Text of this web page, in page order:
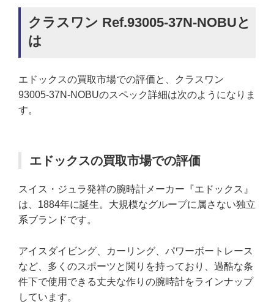
クラスワン Ref.93005-37N-NOBUと
は
エドックスの買取市場での評価と、クラスワン
93005-37N-NOBUのスペック詳細は次のようになりま
す。
エドックスの買取市場での評価
スイス・ジュラ発祥の腕時計メーカー『エドックス』
は、1884年に誕生。大規模なグループに属さない独立
系ブランドです。
アイスダイビング、カーリング、パワーボートレース
など、多くのスポーツと関りを持っており、過酷な条
件下で使用できる丈夫な作りの腕時計をラインナップ
しています。